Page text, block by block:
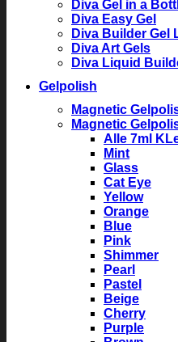
Diva Gel in a
Diva Easy Gel
Diva Builder Gel
Diva Art Gels
Diva Liquid
Gelpolish
Magnetic
Magnetic
Alle 7ml
Mint
Glass
Cat Eye
Yellow
Orange
Blue
Pink
Shimmer
Pearl
Pastel
Beige
Cherry
Purple